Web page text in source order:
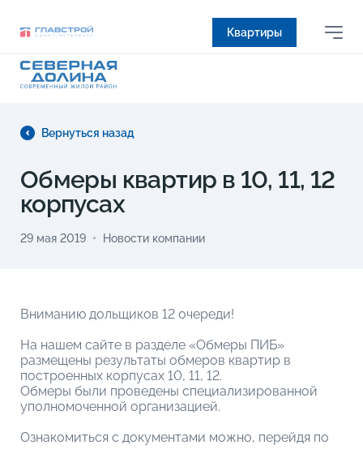
Квартиры
Вернуться назад
Обмеры квартир в 10, 11, 12
корпусах
29 мая 2019 Новости компании
Вниманию дольщиков 12 очереди!
На нашем сайте в разделе «Обмеры ПИБ»
размещены результаты обмеров квартир в
построенных корпусах 10, 11, 12.
Обмеры были проведены специализированной
уполномоченной организацией.
Ознакомиться с документами можно, перейдя по